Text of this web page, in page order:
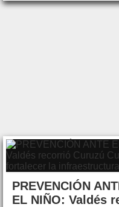
PREVENCIÓN
EL NIÑO: Valdés